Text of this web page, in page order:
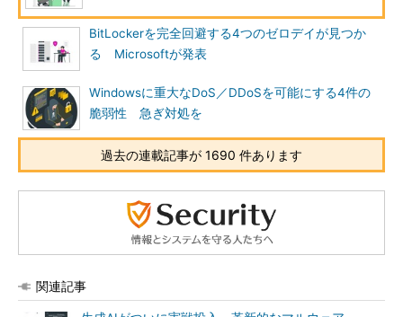
BitLockerを完全回避する4つのゼロデイが見つか
る Microsoftが発表
Windowsに重大なDoS／DDoSを可能にする4件の
脆弱性 急ぎ対処を
過去の連載記事が 1690 件あります
関連記事